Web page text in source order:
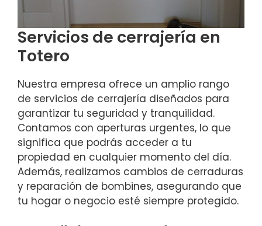
Servicios de cerrajería en
Totero
Nuestra empresa ofrece un amplio rango
de servicios de cerrajería diseñados para
garantizar tu seguridad y tranquilidad.
Contamos con aperturas urgentes, lo que
significa que podrás acceder a tu
propiedad en cualquier momento del día.
Además, realizamos cambios de cerraduras
y reparación de bombines, asegurando que
tu hogar o negocio esté siempre protegido.